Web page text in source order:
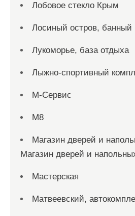
Лобовое стекло Крым
Лосиный остров, банный
Лукоморье, база отдыха
Лыжно-спортивный
М-Сервис
М8
Магазин дверей и
Магазин дверей и
Мастерская
Матвеевский,